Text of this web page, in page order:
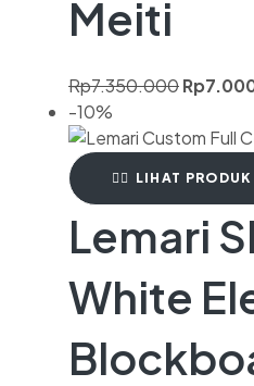
Meiti
Rp7.350.000Rp
-10%
LIHAT PRODUK
Lemari
White